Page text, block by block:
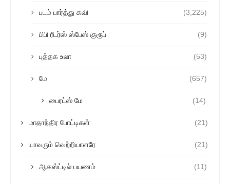
படம் பார்த்து கவி (3,225)
பிபி ரீடர்ஸ் ஸ்பேஸ் குரூப் (9)
புத்தக உலா (53)
மே (657)
பைரட்ஸ் மே (14)
மாதாந்திர போட்டிகள் (21)
யாவரும் வெற்றியாளரே (21)
ஆகஸ்ட்டில் பயணம் (11)